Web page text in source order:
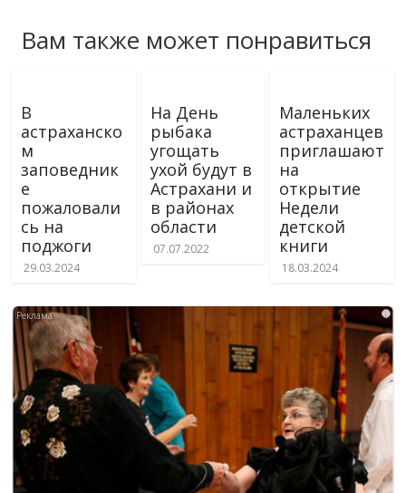
Вам также может понравиться
В
астраханско
м
заповедник
е
пожаловали
сь на
поджоги
29.03.2024
На День
рыбака
угощать
ухой будут в
Астрахани и
в районах
области
07.07.2022
Маленьких
астраханцев
приглашают
на
открытие
Недели
детской
книги
18.03.2024
i